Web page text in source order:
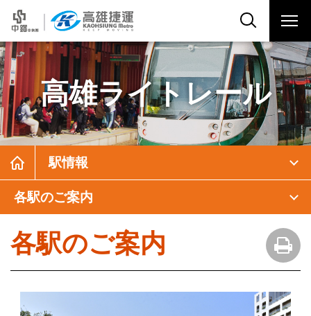
高雄ライトレール
駅情報
各駅のご案内
各駅のご案内